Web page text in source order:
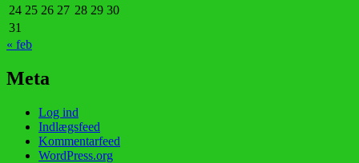
24 25 26 27 28 29 30
31
« feb
Meta
Log ind
Indlægsfeed
Kommentarfeed
WordPress.org